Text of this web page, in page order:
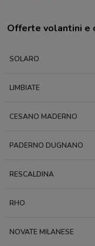
Offerte volantini e
SOLARO
LIMBIATE
CESANO MADERNO
PADERNO DUGNANO
RESCALDINA
RHO
NOVATE MILANESE